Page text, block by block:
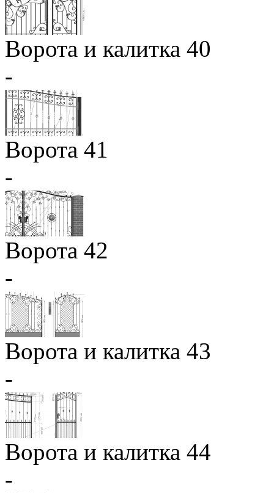
Ворота и калитка 40
-
Ворота 41
-
Ворота 42
-
Ворота и калитка 43
-
Ворота и калитка 44
-